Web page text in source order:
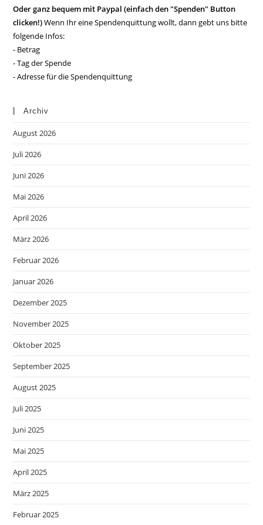
Oder ganz bequem mit Paypal (einfach den "Spenden" Button
clicken!)Wenn Ihr eine Spendenquittung wollt, dann gebt uns bitte
folgende Infos:
- Betrag
- Tag der Spende
- Adresse für die Spendenquittung
Archiv
August 2026
Juli 2026
Juni 2026
Mai 2026
April 2026
März 2026
Februar 2026
Januar 2026
Dezember 2025
November 2025
Oktober 2025
September 2025
August 2025
Juli 2025
Juni 2025
Mai 2025
April 2025
März 2025
Februar 2025